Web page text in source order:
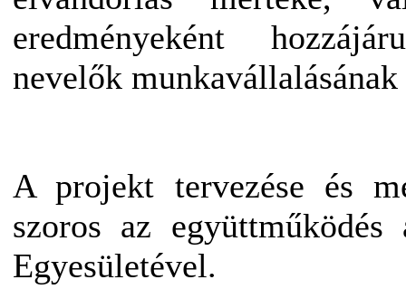
eredményeként
nevelők munkavállalásának
A projekt tervezése és
szoros az
Egyesületével.